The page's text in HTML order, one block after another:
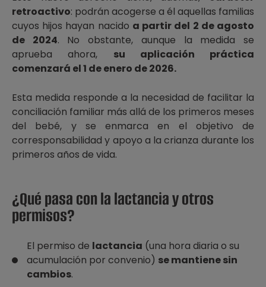
retroactivo: podrán acogerse a él aquellas familias
cuyos hijos hayan nacido a partir del 2 de agosto
de 2024. No obstante, aunque la medida se
aprueba ahora, su aplicación práctica
comenzará el 1 de enero de 2026.
Esta medida responde a la necesidad de facilitar la
conciliación familiar más allá de los primeros meses
del bebé, y se enmarca en el objetivo de
corresponsabilidad y apoyo a la crianza durante los
primeros años de vida.
¿Qué pasa con la lactancia y otros
permisos?
El permiso de lactancia (una hora diaria o su
acumulación por convenio) se mantiene sin
cambios.